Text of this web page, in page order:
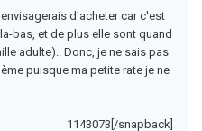
d'acheter car c'est
bas, et de plus elle sont quand
adulte).. Donc, je ne sais pas
puisque ma petite rate je ne
1143073[/snapback]